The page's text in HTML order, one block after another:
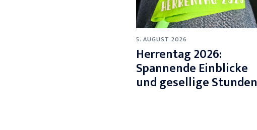
5. AUGUST 2026
Herrentag 2026:
Spannende Einblicke
und gesellige Stunden